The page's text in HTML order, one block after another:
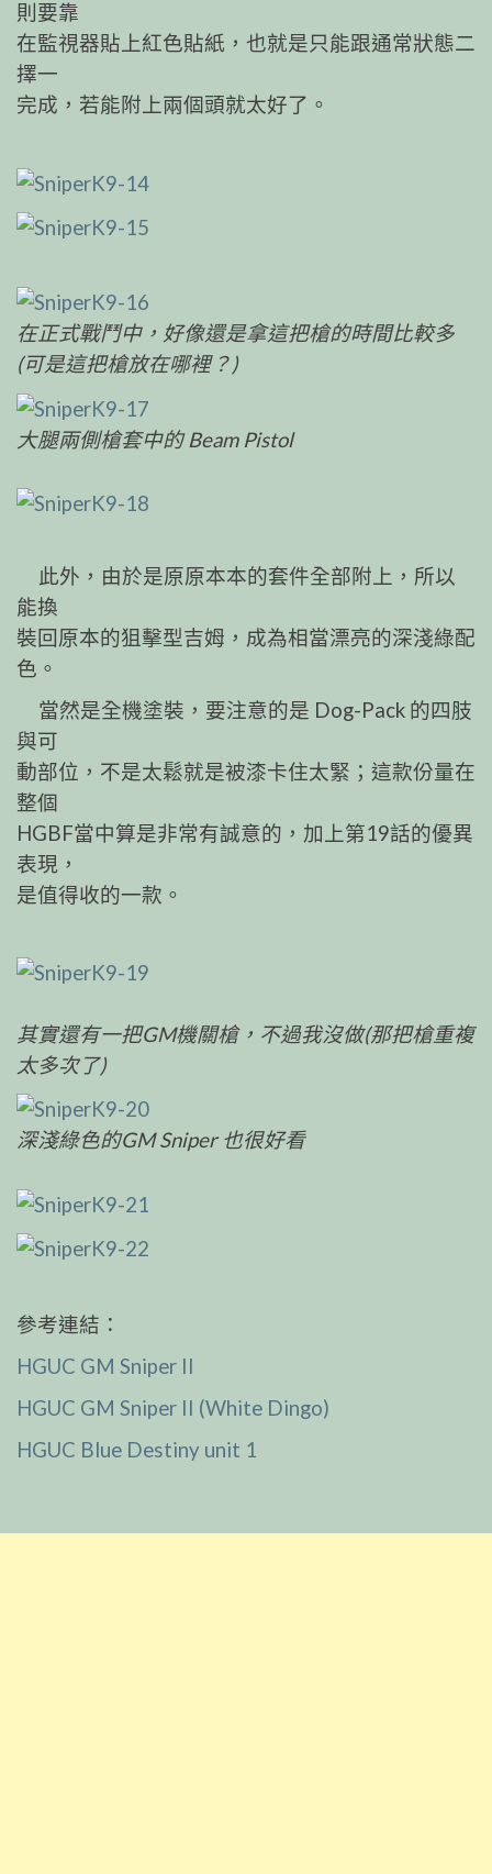
則要靠
在監視器貼上紅色貼紙，也就是只能跟通常狀態二
擇一
完成，若能附上兩個頭就太好了。
在正式戰鬥中，好像還是拿這把槍的時間比較多
(可是這把槍放在哪裡？)
大腿兩側槍套中的 Beam Pistol
此外，由於是原原本本的套件全部附上，所以
能換
裝回原本的狙擊型吉姆，成為相當漂亮的深淺綠配
色。
當然是全機塗裝，要注意的是 Dog-Pack 的四肢
與可
動部位，不是太鬆就是被漆卡住太緊；這款份量在
整個
HGBF當中算是非常有誠意的，加上第19話的優異
表現，
是值得收的一款。
其實還有一把GM機關槍，不過我沒做(那把槍重複
太多次了)
深淺綠色的GM Sniper 也很好看
參考連結：
HGUC GM Sniper II
HGUC GM Sniper II (White Dingo)
HGUC Blue Destiny unit 1